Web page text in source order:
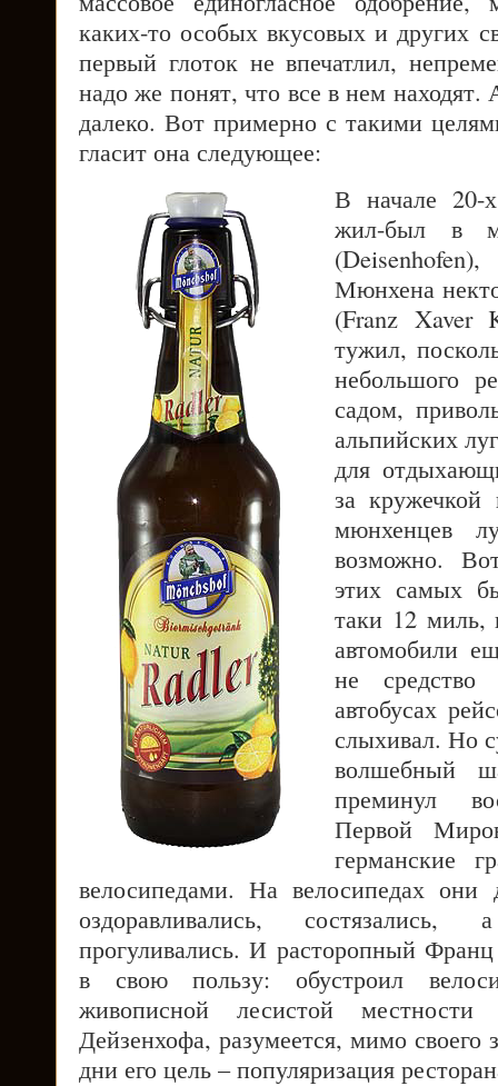
каких-то особых вкусовых и других
первый глоток не впечатлил,
надо же понят, что все в нем
далеко. Вот примерно с такими
гласит она следующее:
В начале 20-
жил-был в
Мюнхена
(Franz
тужил,
небольшого
садом,
альпийских
для
за кружечкой
мюнхенцев
возможно.
этих самых
таки 12 миль,
автомобили
не
автобусах
слыхивал. Но
волшебный
преминул
Первой
германские
велосипедами. На велосипедах они
оздоравливались,
прогуливались. И расторопный Франц
в свою пользу: обустроил
живописной лесистой
Дейзенхофа, разумеется, мимо своего
дни его цель – популяризация